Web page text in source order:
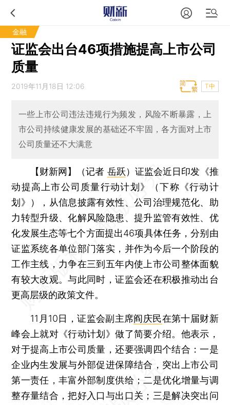
金融
证监会出台46项措施提高上市公司
质量
2019年11月18日 12:06 T中
一些上市公司违法违规行为频发，风险不断暴露，上
市公司持续健康发展的基础还不牢固，各方面对上市
公司质量还不大满意
【财新网】（记者 岳跃） 证监会近日印发《推
动提高上市公司质量行动计划》（下称《行动计
划》），从信息披露有效性、公司治理规范化、助
力转型升级、化解风险隐患、提升监管有效性、优
化发展生态等七个方面提出46项具体任务，分别由
证监系统各单位部门落实，并作为今后一个阶段的
工作主线，力争在三到五年内使上市公司整体面貌
有较大改观。与此同时，证监会还在积极推动出台
更高层级的政策文件。
11月10日，证监会副主席阎庆民在第十届财新
峰会上就对《行动计划》做了简要介绍。他表示，
对于提高上市公司质量，还要强调四个结合：一是
企业内生发展与外部促进保障结合，突出上市公司
第一责任，丰富外部制度供给；二是优化增量与调
整存量结合，把好入口与出口关；三是解决突出问